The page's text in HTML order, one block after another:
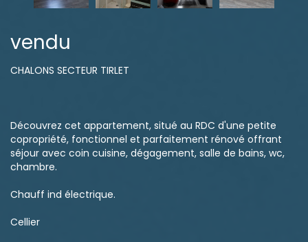
vendu
CHALONS SECTEUR TIRLET
Découvrez cet appartement, situé au RDC d'une petite
copropriété, fonctionnel et parfaitement rénové offrant
séjour avec coin cuisine, dégagement, salle de bains, wc,
chambre.
Chauff ind électrique.
Cellier